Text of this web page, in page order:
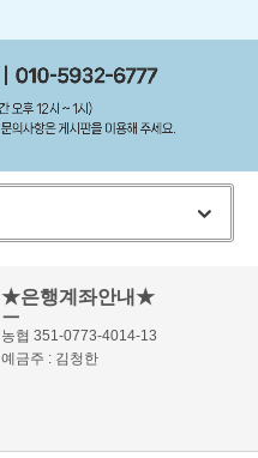
★은행계좌안내★
ㅡ
농협 351-0773-4014-13
예금주 : 김청한